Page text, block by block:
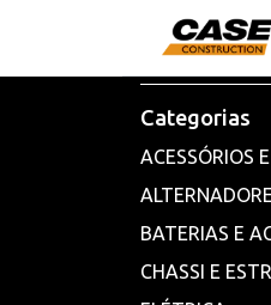
Categorias
ACESSÓRIOS
BATERIAS E
CHASSI E